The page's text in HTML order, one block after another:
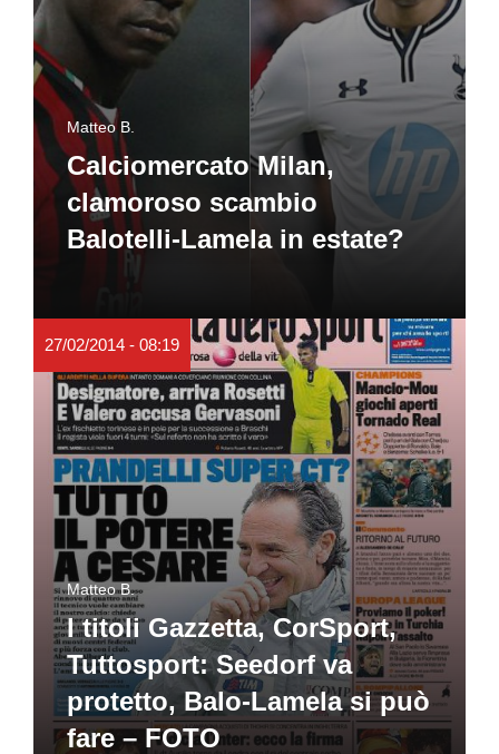
Matteo B.
Calciomercato Milan,
clamoroso scambio
Balotelli-Lamela in estate?
27/02/2014 - 08:19
Matteo B.
I titoli Gazzetta, CorSport,
Tuttosport: Seedorf va
protetto, Balo-Lamela si può
fare – FOTO